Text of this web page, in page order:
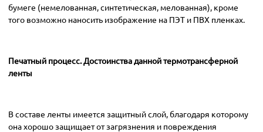
бумеге (немелованная, синтетическая, мелованная), кроме
того возможно наносить изображение на ПЭТ и ПВХ пленках.
Печатный процесс. Достоинства данной термотрансферной
ленты
В составе ленты имеется защитный слой, благодаря которому
она хорошо защищает от загрязнения и повреждения